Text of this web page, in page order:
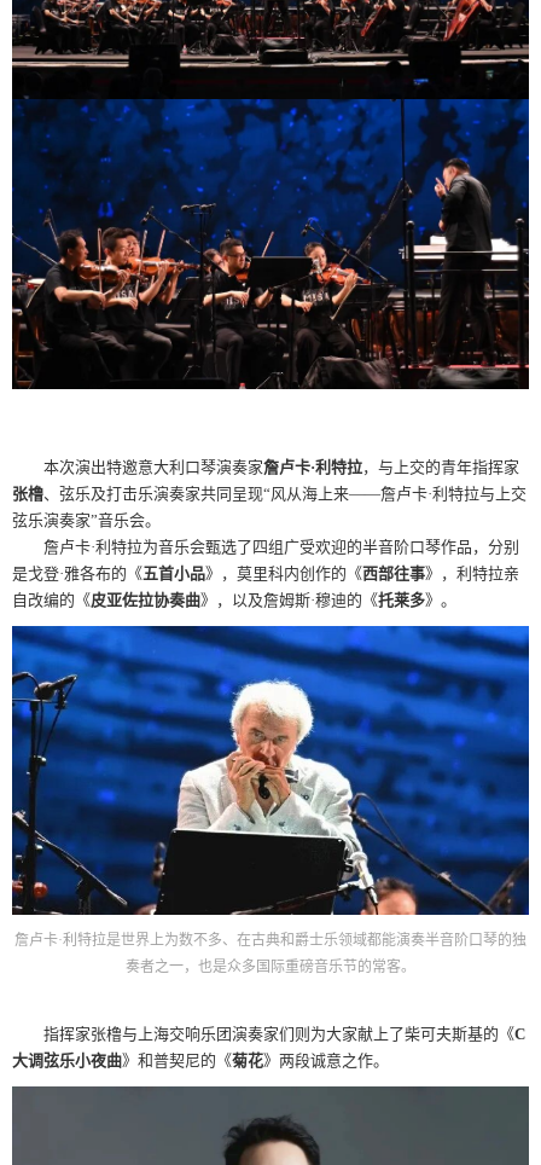
本次演出特邀意大利口琴演奏家詹卢卡·利特拉，与上交的青年指挥家
张橹、弦乐及打击乐演奏家共同呈现“风从海上来——詹卢卡·利特拉与上交
弦乐演奏家”音乐会。
詹卢卡·利特拉为音乐会甄选了四组广受欢迎的半音阶口琴作品，分别
是戈登·雅各布的《五首小品》，莫里科内创作的《西部往事》，利特拉亲
自改编的《皮亚佐拉协奏曲》，以及詹姆斯·穆迪的《托莱多》。
詹卢卡·利特拉是世界上为数不多、在古典和爵士乐领域都能演奏半音阶口琴的独
奏者之一，也是众多国际重磅音乐节的常客。
指挥家张橹与上海交响乐团演奏家们则为大家献上了柴可夫斯基的《C
大调弦乐小夜曲》和普契尼的《菊花》两段诚意之作。